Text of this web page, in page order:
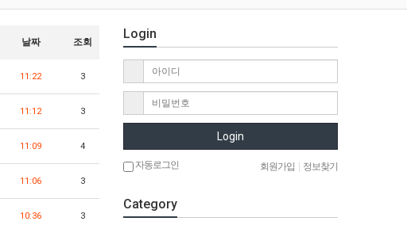
날짜 조회
11:22 3
11:12 3
11:09 4
11:06 3
10:36 3
Login
Login
자동로그인 회원가입 정보찾기
Category